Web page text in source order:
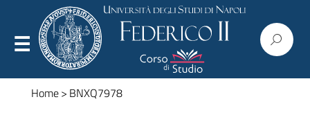
Home> BNXQ7978